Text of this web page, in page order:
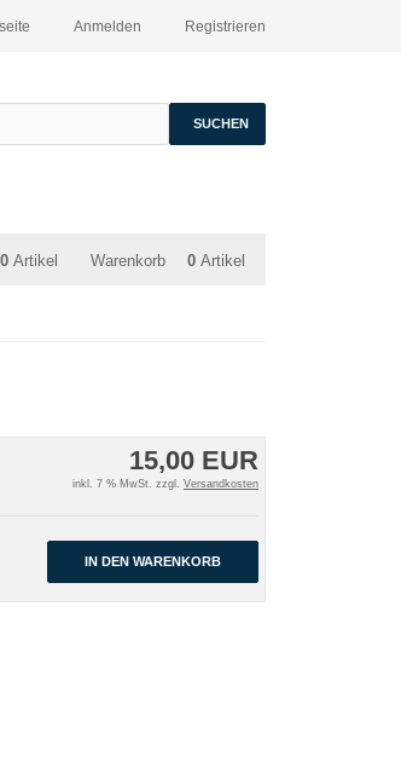
Registrieren
Anmelden
SUCHEN
Warenkorb 0 Artikel
0 Artikel
15,00 EUR
inkl. 7 % MwSt. zzgl. Versandkosten
IN DEN WARENKORB